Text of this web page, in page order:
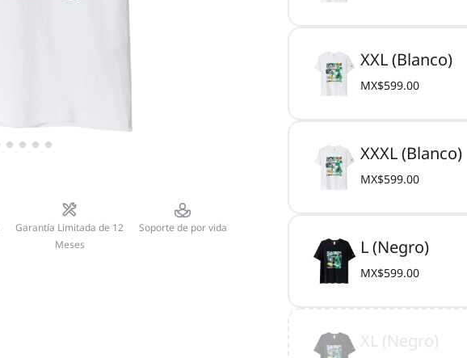
Garantía Limitada de 12
Meses
Soporte de por vida
XXL (Blanco)
MX$599.00
XXXL (Blanco)
MX$599.00
L (Negro)
MX$599.00
XL (Negro)